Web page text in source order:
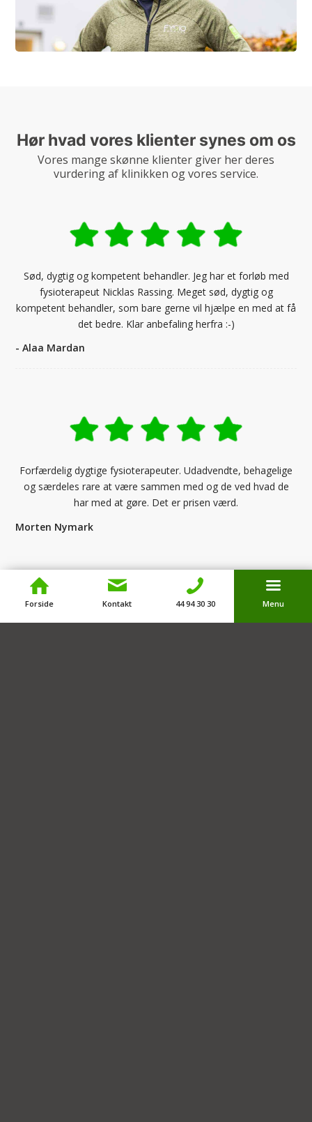
Hør hvad vores klienter synes om os
Vores mange skønne klienter giver her deres
vurdering af klinikken og vores service.
Sød, dygtig og kompetent behandler. Jeg har et forløb med
fysioterapeut Nicklas Rassing. Meget sød, dygtig og
kompetent behandler, som bare gerne vil hjælpe en med at få
det bedre. Klar anbefaling herfra :-)
- Alaa Mardan
Forfærdelig dygtige fysioterapeuter. Udadvendte, behagelige
og særdeles rare at være sammen med og de ved hvad de
har med at gøre. Det er prisen værd.
Morten Nymark
Facebook anmeldelser
Forside Kontakt 44 94 30 30 Menu